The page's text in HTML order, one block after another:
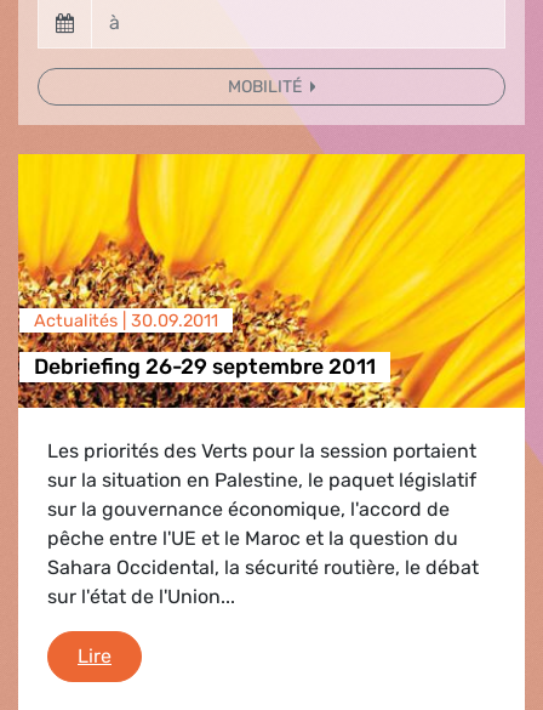
MOBILITÉ
Actualités | 30.09.2011
Debriefing 26-29 septembre 2011
Les priorités des Verts pour la session portaient
sur la situation en Palestine, le paquet législatif
sur la gouvernance économique, l'accord de
pêche entre l'UE et le Maroc et la question du
Sahara Occidental, la sécurité routière, le débat
sur l'état de l'Union...
LireDebriefing 26-29 septembre 2011